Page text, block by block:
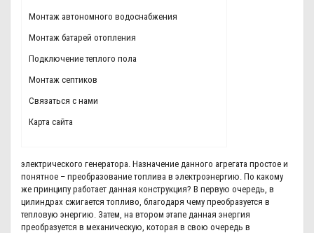
Монтаж автономного водоснабжения
Монтаж батарей отопления
Подключение теплого пола
Монтаж септиков
Связаться с нами
Карта сайта
электрического генератора. Назначение данного агрегата простое и
понятное – преобразование топлива в электроэнергию. По какому
же принципу работает данная конструкция? В первую очередь, в
цилиндрах сжигается топливо, благодаря чему преобразуется в
тепловую энергию. Затем, на втором этапе данная энергия
преобразуется в механическую, которая в свою очередь в